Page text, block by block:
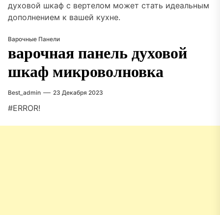
духовой шкаф с вертелом может стать идеальным
дополнением к вашей кухне.
Варочные Панели
варочная панель духовой
шкаф микроволновка
Best_admin 23 Декабря 2023
#ERROR!